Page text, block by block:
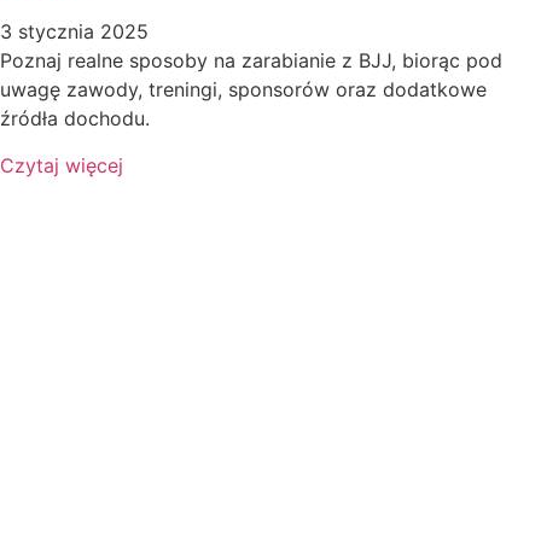
3 stycznia 2025
Poznaj realne sposoby na zarabianie z BJJ, biorąc pod
uwagę zawody, treningi, sponsorów oraz dodatkowe
źródła dochodu.
Czytaj więcej